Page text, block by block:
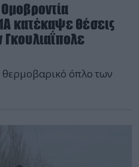
κατέκαψε θέσεις
όπλο των